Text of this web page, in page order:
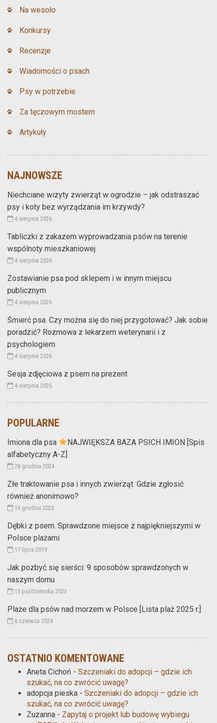
Na wesoło
Konkursy
Recenzje
Wiadomości o psach
Psy w potrzebie
Za tęczowym mostem
Artykuły
NAJNOWSZE
Niechciane wizyty zwierząt w ogrodzie – jak odstraszać
psy i koty bez wyrządzania im krzywdy?
4 sierpnia 2026
Tabliczki z zakazem wyprowadzania psów na terenie
wspólnoty mieszkaniowej
4 sierpnia 2026
Zostawianie psa pod sklepem i w innym miejscu
publicznym
4 sierpnia 2026
Śmierć psa. Czy można się do niej przygotować? Jak sobie
poradzić? Rozmowa z lekarzem weterynarii i z
psychologiem
4 sierpnia 2026
Sesja zdjęciowa z psem na prezent
4 sierpnia 2026
POPULARNE
Imiona dla psa
NAJWIĘKSZA BAZA PSICH IMION [Spis
alfabetyczny A-Z]
28 grudnia 2024
Złe traktowanie psa i innych zwierząt. Gdzie zgłosić
również anonimowo?
16 grudnia 2023
Dębki z psem. Sprawdzone miejsce z najpiękniejszymi w
Polsce plażami
17 lipca 2019
Jak pozbyć się sierści: 9 sposobów sprawdzonych w
naszym domu
15 października 2023
Plaże dla psów nad morzem w Polsce [Lista plaż 2025 r.]
6 czerwca 2024
OSTATNIO KOMENTOWANE
Aneta Cichoń - Szczeniaki do adopcji – gdzie ich
szukać, na co zwrócić uwagę?
adopcja pieska - Szczeniaki do adopcji – gdzie ich
szukać, na co zwrócić uwagę?
Zuzanna - Zapytaj o projekt lub budowę wybiegu